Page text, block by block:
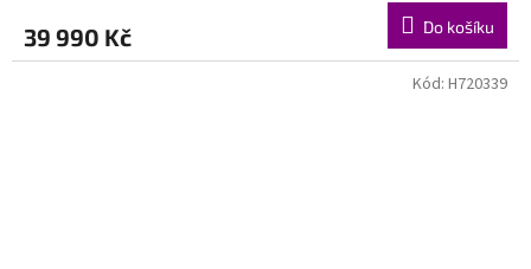
39 990 Kč Do košíku
Kód: H720339